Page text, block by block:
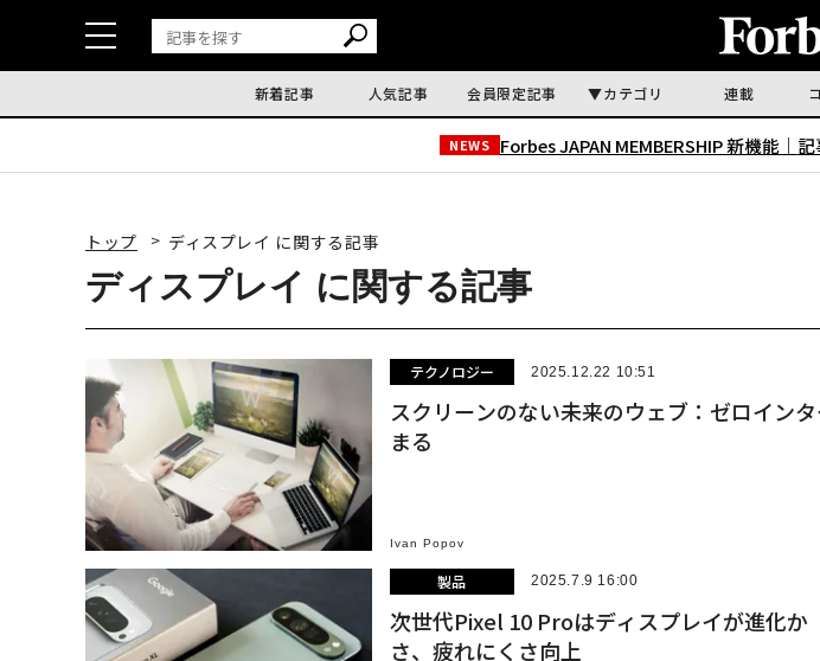
新着記事 人気記事 会員限定記事 カテゴリ 連載
NEWS Forbes JAPAN MEMBERSHIP 新機能｜
トップ ディスプレイ に関する記事
ディスプレイ に関する記事
テクノロジー 2025.12.22 10:51
スクリーンのない未来のウェブ：ゼロイン
まる
Ivan Popov
製品 2025.7.9 16:00
次世代Pixel 10 Proはディスプレイが進化
さ、疲れにくさ向上